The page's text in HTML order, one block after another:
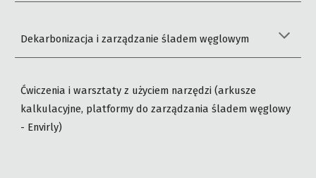
Dekarbonizacja i zarządzanie śladem węglowym
Ćwiczenia i warsztaty z użyciem narzędzi (arkusze
kalkulacyjne, platformy do zarządzania śladem węglowy
- Envirly)